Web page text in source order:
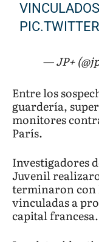
— JP+
Entre los
guardería,
monitores
París.
Investigadores
Juvenil
terminaron con
vinculadas a
capital francesa.